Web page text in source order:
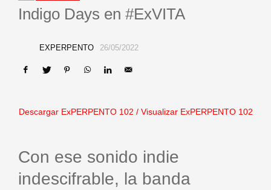
Indigo Days en #ExVITA
EXPERPENTO 26/05/2022
Descargar ExPERPENTO 102 / Visualizar ExPERPENTO 102
Con ese sonido indie
indescifrable, la banda